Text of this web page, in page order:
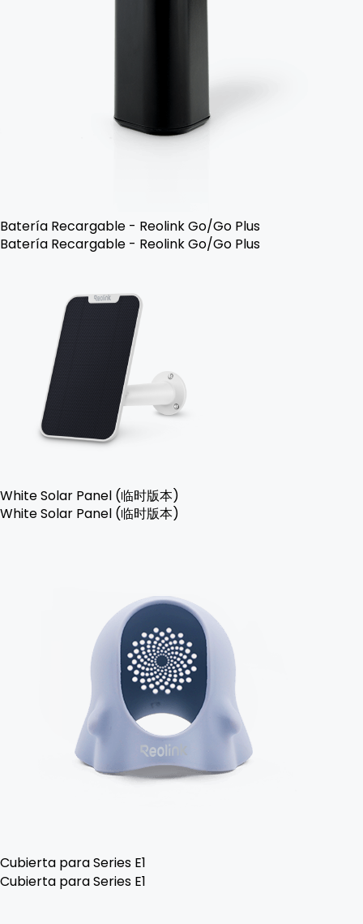
Batería Recargable - Reolink Go/Go Plus
Batería Recargable - Reolink Go/Go Plus
White Solar Panel (临时版本)
White Solar Panel (临时版本)
Cubierta para Series E1
Cubierta para Series E1